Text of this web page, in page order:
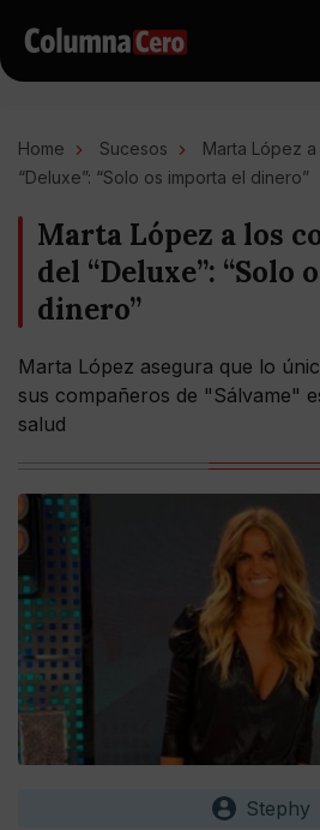
Home Sucesos
Marta López
“Deluxe”: “Solo os importa el dinero”
Marta López a los
del “Deluxe”: “Solo
dinero”
Marta López asegura que lo
sus compañeros de "Sálvame"
salud
Stephy